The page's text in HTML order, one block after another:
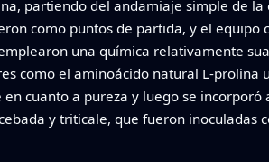
partiendo del andamiaje simple de la
como puntos de partida, y el equipo
una química relativamente
como el aminoácido natural L‑prolina
cuanto a pureza y luego se incorporó
y triticale, que fueron inoculadas